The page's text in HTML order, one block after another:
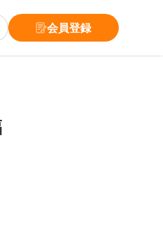
会員登録